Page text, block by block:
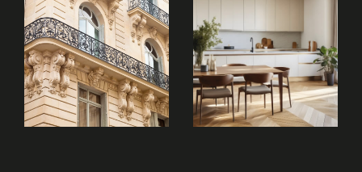
Le marché immobilier à Paris 18 est dynamique
et attire aussi bien les investisseurs que les
familles en quête d’un cadre de vie agréable.
Grâce à notre accompagnement, vous
bénéficiez d’un conseil avisé pour vendre son
bien à Paris 18 ou concrétiser votre achat